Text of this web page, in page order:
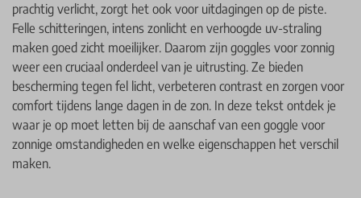
prachtig verlicht, zorgt het ook voor uitdagingen op de piste.
Felle schitteringen, intens zonlicht en verhoogde uv-straling
maken goed zicht moeilijker. Daarom zijn goggles voor zonnig
weer een cruciaal onderdeel van je uitrusting. Ze bieden
bescherming tegen fel licht, verbeteren contrast en zorgen voor
comfort tijdens lange dagen in de zon. In deze tekst ontdek je
waar je op moet letten bij de aanschaf van een goggle voor
zonnige omstandigheden en welke eigenschappen het verschil
maken.